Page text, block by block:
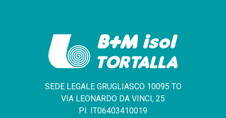
SEDE LEGALE GRUGLIASCO 10095 TO
VIA LEONARDO DA VINCI, 25
PI. IT06403410019